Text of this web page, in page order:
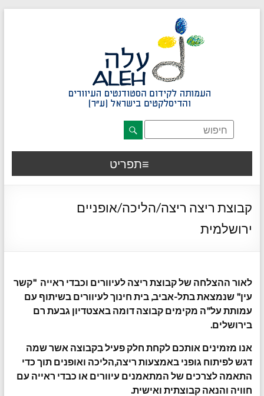
דלג לתוכן רצוי/Skip to content
חלק תחתון באתר
תפריט
קבוצת ריצה ריצה/הליכה/אופניים
ירושלמית
לאור ההצלחה של קבוצת ריצה לעיוורים וכבדי ראייה "קשר
עין" שנמצאת בתל-אביב, בית חינוך לעיוורים בשיתוף עם
עמותת על"ה מקימים קבוצה דומה באצטדיון גבעת רם
בירושלים.
אנו מזמינים אותכם לקחת חלק פעיל בקבוצה אשר שמה
דגש לפיתוח גופני באמצעות ריצה,הליכה ואופנים תוך כדי
התאמה לצרכים של המתאמנים עיוורים או כבדי ראייה עם
חוויה והנאה קבוצתית ואישית.